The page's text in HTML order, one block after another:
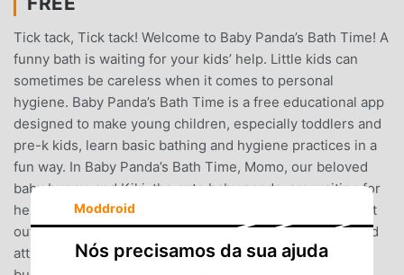
Tick tack, Tick tack! Welcome to Baby Panda’s Bath Time! A
funny bath is waiting for your kids’ help. Little kids can
sometimes be careless when it comes to personal
hygiene. Baby Panda’s Bath Time is a free educational app
designed to make young children, especially toddlers and
pre-k kids, learn basic bathing and hygiene practices in a
fun way. In Baby Panda’s Bath Time, Momo, our beloved
baby bunny, and Kiki, the cute baby panda, are waiting for
help. Let's make thick bath foam, fight germs, and wash it
out in the bathtub! Features:♥ Amazing audio effects and
attractive animations.♥ 2 super cute animals, bath toys,
Moddroid
Nós precisamos da sua ajuda